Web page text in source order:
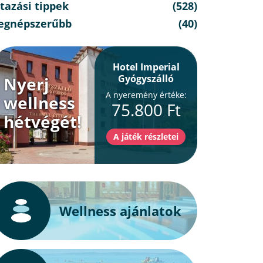
tippek
(528)
(40)
Nyerj
wellness
hétvégét!
Hotel Imperial
Gyógyszálló
A nyeremény értéke:
75.800 Ft
Wellness ajánlatok